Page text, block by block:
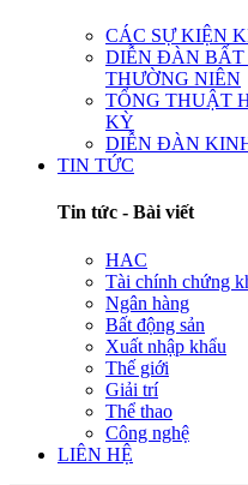
CÁC SỰ KIỆN
DIỄN ĐÀN
THƯỜNG NIÊN
TỔNG THUẬT
KỲ
DIỄN ĐÀN
TIN TỨC
Tin tức - Bài viết
HAC
Tài chính chứng
Ngân hàng
Bất động sản
Xuất nhập khẩu
Thế giới
Giải trí
Thể thao
Công nghệ
LIÊN HỆ